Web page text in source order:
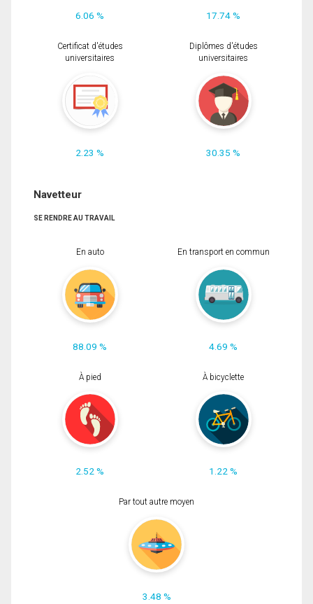
6.06 % 17.74 %
Certificat d'études
universitaires
2.23 %
Diplômes d'études
universitaires
30.35 %
Navetteur
SE RENDRE AU TRAVAIL
En auto
88.09 %
En transport en commun
4.69 %
À pied
2.52 %
À bicyclette
1.22 %
Par tout autre moyen
3.48 %